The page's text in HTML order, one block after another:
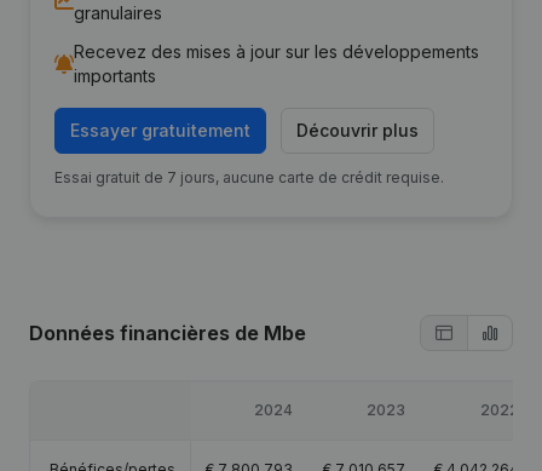
granulaires
Recevez des mises à jour sur les développements
importants
Essayer gratuitement Découvrir plus
Essai gratuit de 7 jours, aucune carte de crédit requise.
Données financières de Mbe
2024 2023 2022